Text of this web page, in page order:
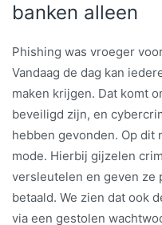
banken alleen
Phishing was vroeger
Vandaag de dag kan
maken krijgen. Dat komt
beveiligd zijn, en
hebben gevonden. Op dit
mode. Hierbij gijzelen
versleutelen en geven ze
betaald. We zien dat ook
via een gestolen